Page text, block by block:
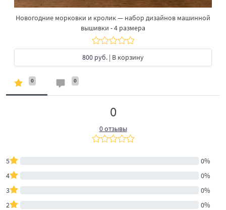
Новогодние морковки и кролик — набор дизайнов машинной
вышивки - 4 размера
800 руб. | В корзину
0 0
0
0 отзывы
5
0%
4
0%
3
0%
2
0%